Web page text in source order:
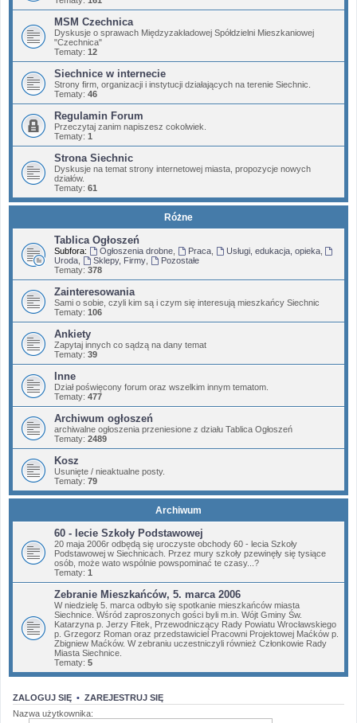
MSM Czechnica
Dyskusje o sprawach Międzyzakładowej Spółdzielni Mieszkaniowej
"Czechnica"
Tematy: 12
Siechnice w internecie
Strony firm, organizacji i instytucji działających na terenie Siechnic.
Tematy: 46
Regulamin Forum
Przeczytaj zanim napiszesz cokolwiek.
Tematy: 1
Strona Siechnic
Dyskusje na temat strony internetowej miasta, propozycje nowych
działów.
Tematy: 61
Różne
Tablica Ogłoszeń
Subfora: Ogłoszenia drobne, Praca, Usługi, edukacja, opieka,
Uroda
Sklepy, Firmy,
Pozostałe
Tematy: 378
Zainteresowania
Sami o sobie, czyli kim są i czym się interesują mieszkańcy Siechnic
Tematy: 106
Ankiety
Zapytaj innych co sądzą na dany temat
Tematy: 39
Inne
Dział poświęcony forum oraz wszelkim innym tematom.
Tematy: 477
Archiwum ogłoszeń
archiwalne ogłoszenia przeniesione z działu Tablica Ogłoszeń
Tematy: 2489
Kosz
Usunięte / nieaktualne posty.
Tematy: 79
Archiwum
60 - lecie Szkoły Podstawowej
20 maja 2006r odbędą się uroczyste obchody 60 - lecia Szkoły
Podstawowej w Siechnicach. Przez mury szkoły pzewinęły się tysiące
osób, może wato wspólnie powspominać te czasy...?
Tematy: 1
Zebranie Mieszkańców, 5. marca 2006
W niedzielę 5. marca odbyło się spotkanie mieszkańców miasta
Siechnice. Wśród zaproszonych gości byli m.in. Wójt Gminy Św.
Katarzyna p. Jerzy Fitek, Przewodniczący Rady Powiatu Wrocławskiego
p. Grzegorz Roman oraz przedstawiciel Pracowni Projektowej Maćków p.
Zbigniew Maćków. W zebraniu uczestniczyli również Członkowie Rady
Miasta Siechnice.
Tematy: 5
ZALOGUJ SIĘ • ZAREJESTRUJ SIĘ
Nazwa użytkownika: